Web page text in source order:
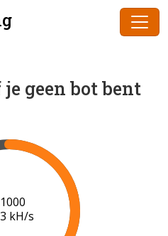
geen bot bent
kH/s